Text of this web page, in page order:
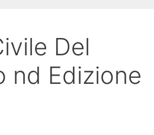
Del
nd Edizione